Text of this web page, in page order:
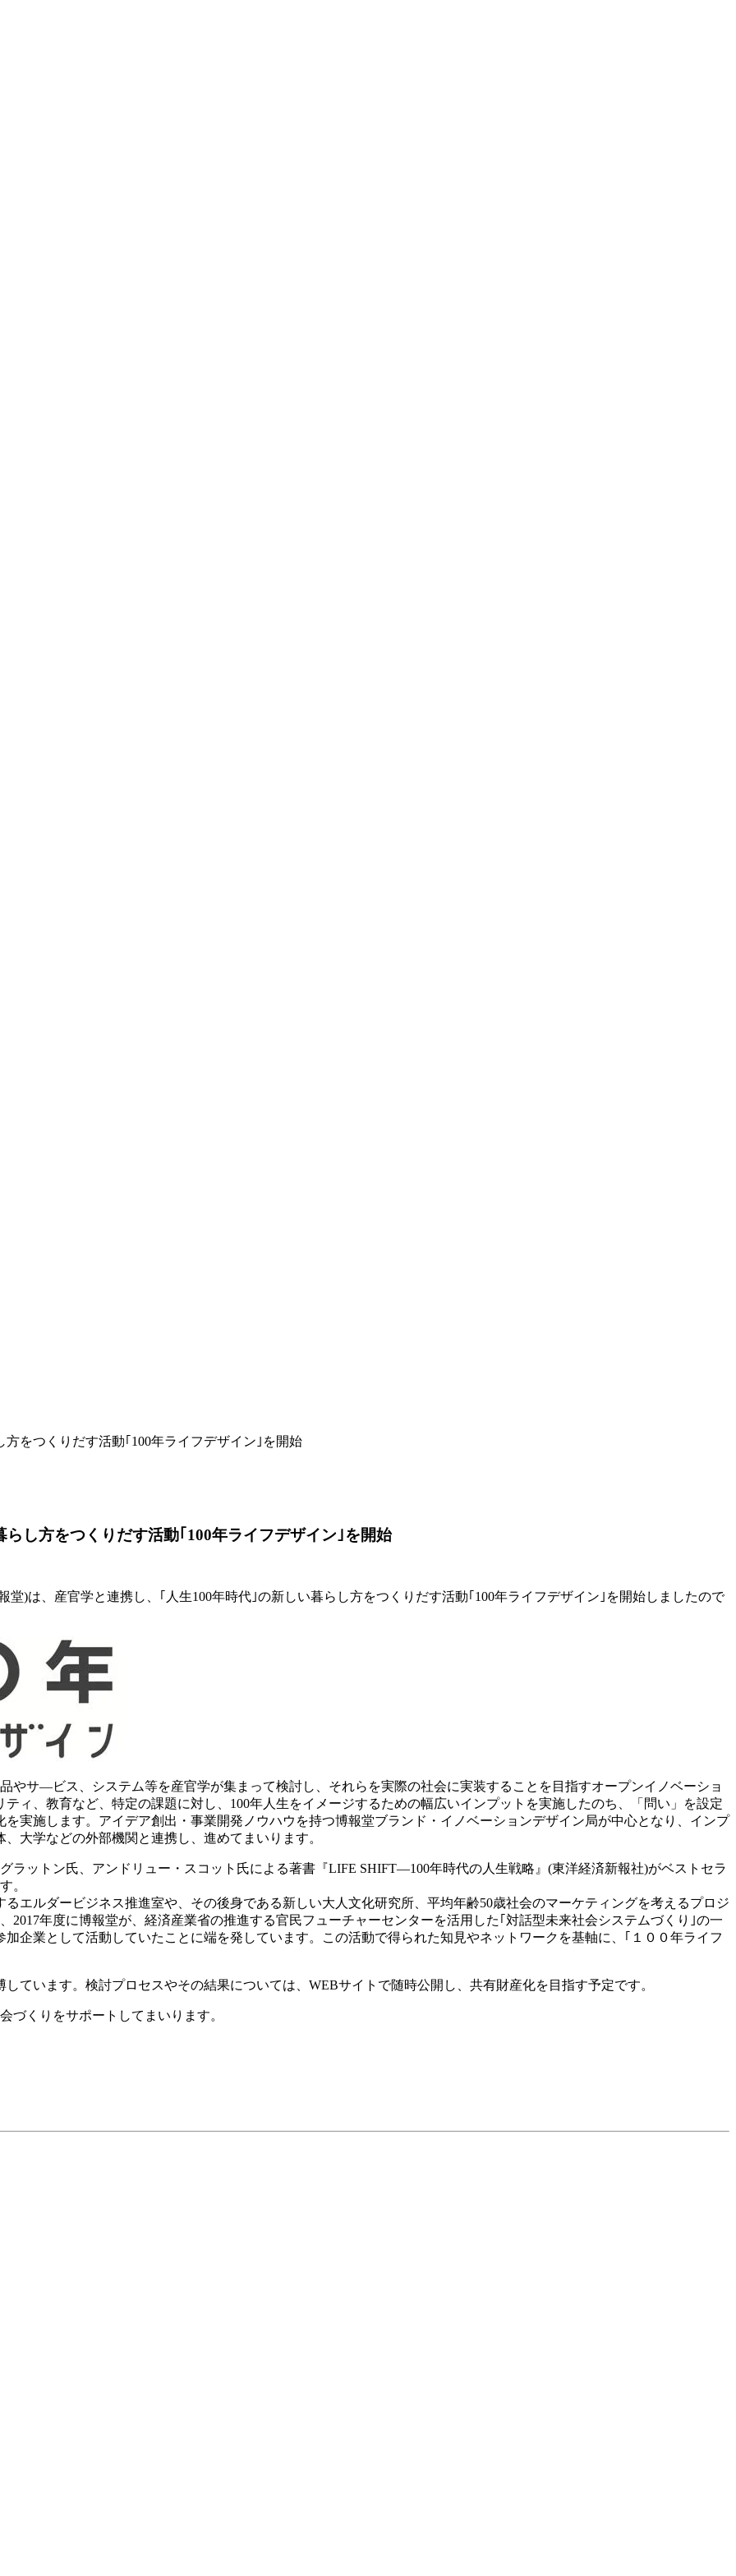
をつくりだす活動｢100年ライフデザイン｣を開始
し方をつくりだす活動｢100年ライフデザイン｣を開始
)は、産官学と連携し、｢人生100年時代｣の新しい暮らし方をつくりだす活動｢100年ライフデザイン｣を開始しましたので
やサ―ビス、システム等を産官学が集まって検討し、それらを実際の社会に実装することを目指すオープンイノベーショ
ィ、教育など、特定の課題に対し、100年人生をイメージするための幅広いインプットを実施したのち、「問い」を設定
実施します。アイデア創出・事業開発ノウハウを持つ博報堂ブランド・イノベーションデザイン局が中心となり、インプ
大学などの外部機関と連携し、進めてまいります。
ラットン氏、アンドリュー・スコット氏による著書『LIFE SHIFT―100年時代の人生戦略』(東洋経済新報社)がベストセラ
。
エルダービジネス推進室や、その後身である新しい大人文化研究所、平均年齢50歳社会のマーケティングを考えるプロジ
2017年度に博報堂が、経済産業省の推進する官民フューチャーセンターを活用した｢対話型未来社会システムづくり｣の一
企業として活動していたことに端を発しています。この活動で得られた知見やネットワークを基軸に、｢１００年ライフ
ています。検討プロセスやその結果については、WEBサイトで随時公開し、共有財産化を目指す予定です。
づくりをサポートしてまいります。